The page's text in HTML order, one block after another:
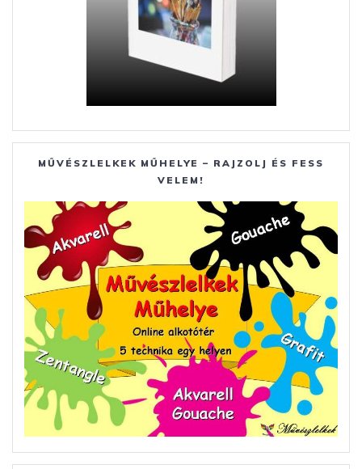
MŰVÉSZLELKEK MŰHELYE – RAJZOLJ ÉS FESS
VELEM!